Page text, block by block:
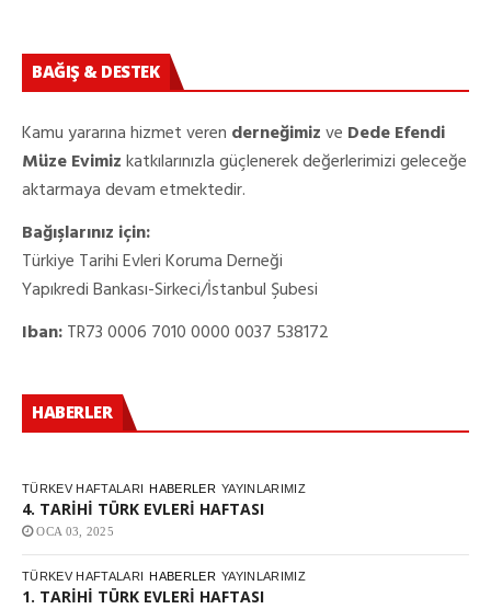
BAĞIŞ & DESTEK
Kamu yararına hizmet veren derneğimizve Dede Efendi
Müze Evimizkatkılarınızla güçlenerek değerlerimizi geleceğe
aktarmaya devam etmektedir.
Bağışlarınız için:
Türkiye Tarihi Evleri Koruma Derneği
Yapıkredi Bankası-Sirkeci/İstanbul Şubesi
Iban:TR73 0006 7010 0000 0037 538172
HABERLER
TÜRKEV HAFTALARI HABERLER YAYINLARIMIZ
4. TARİHİ TÜRK EVLERİ HAFTASI
OCA 03, 2025
TÜRKEV HAFTALARI HABERLER YAYINLARIMIZ
1. TARİHİ TÜRK EVLERİ HAFTASI